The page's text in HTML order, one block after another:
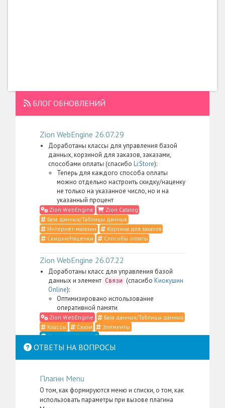
БЛОГ ОБНОВЛЕНИЙ
Zion WebEngine 26.07.29
Доработаны классы для управления базой
данных, корзиной для заказов, заказами,
способами оплаты (спасибо Li:Store):
Теперь для каждого способа оплаты
можно отдельно настроить скидку/наценку
не только на указанное число, но и на
указанный процент
Zion WebEngine
Zion Catalog
База данных/Таблицы данных
Интернет-магазин
Корзина для заказов
Скидки/Наценки
Способы оплаты
Zion WebEngine 26.07.22
Доработаны класс для управления базой
данных и элемент Связи (спасибо Киокушин
Online):
Оптимизировано использование
оперативной памяти
Zion WebEngine
База данных/Таблицы данных
Классы
Связи
Элементы
Что такое Классы?
Zion WebEngine 26.07.21
контентом, элемент
меню администратора для пакета Zion
, а также административные
скрипты и CSS-определения (спасибо
ОТВЕТЫ НА ВОПРОСЫ
Плагин Menu
О том, как формируются меню и списки, о том, как
использовать параметры при вызове плагина